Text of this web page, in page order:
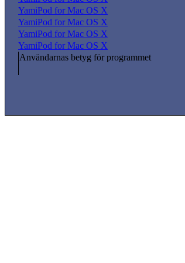
YamiPod for Mac OS X
YamiPod for Mac OS X
YamiPod for Mac OS X
YamiPod for Mac OS X
Användarnas betyg för programmet